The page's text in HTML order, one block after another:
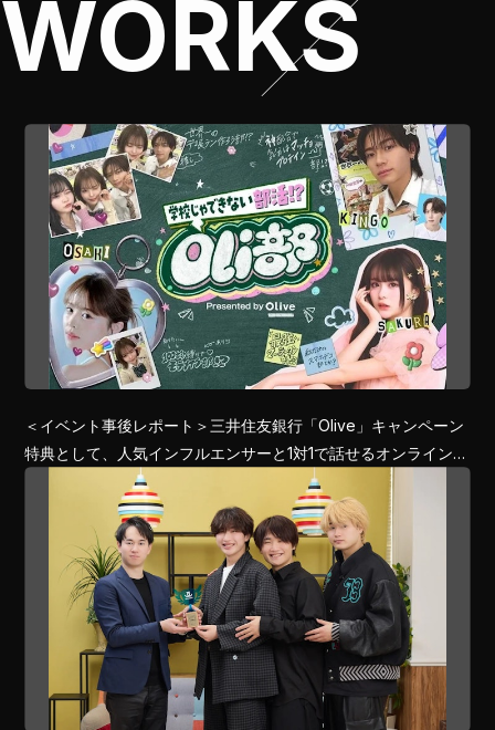
WORKS
＜イベント事後レポート＞三井住友銀行「Olive」キャンペーン
特典として、人気インフルエンサーと1対1で話せるオンライント
ーク会をWithLIVEで開催